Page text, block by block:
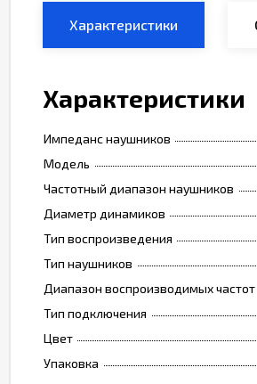
Характеристики
Характеристики
Импеданс наушников
Модель
Частотный диапазон наушников
Диаметр динамиков
Тип воспроизведения
Тип наушников
Диапазон воспроизводимых частот
Тип подключения
Цвет
Упаковка